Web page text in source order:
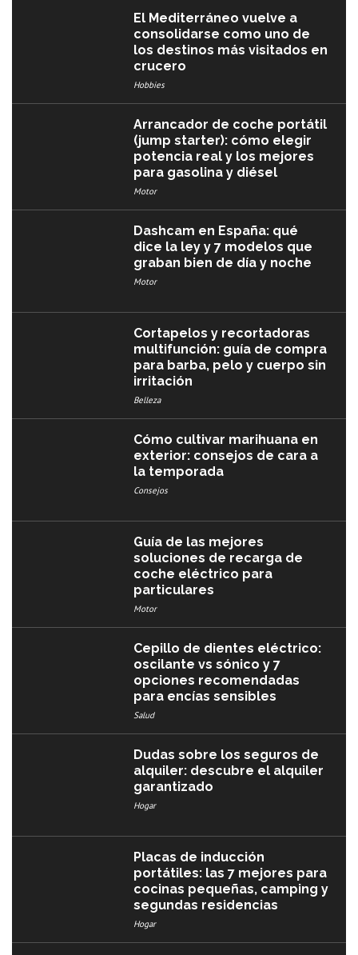
El Mediterráneo vuelve a
consolidarse como uno de
los destinos más visitados en
crucero
Hobbies
Arrancador de coche portátil
(jump starter): cómo elegir
potencia real y los mejores
para gasolina y diésel
Motor
Dashcam en España: qué
dice la ley y 7 modelos que
graban bien de día y noche
Motor
Cortapelos y recortadoras
multifunción: guía de compra
para barba, pelo y cuerpo sin
irritación
Belleza
Cómo cultivar marihuana en
exterior: consejos de cara a
la temporada
Consejos
Guía de las mejores
soluciones de recarga de
coche eléctrico para
particulares
Motor
Cepillo de dientes eléctrico:
oscilante vs sónico y 7
opciones recomendadas
para encías sensibles
Salud
Dudas sobre los seguros de
alquiler: descubre el alquiler
garantizado
Hogar
Placas de inducción
portátiles: las 7 mejores para
cocinas pequeñas, camping y
segundas residencias
Hogar